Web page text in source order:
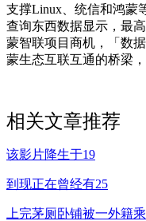
支撑Linux、统信和鸿蒙
查询东西数据显示，最
蒙智联项目商机，「数
蒙生态互联互通的桥梁，
相关文章推荐
该影片降生于19
到现正在曾经有25
上完茅厕卧铺被一外籍